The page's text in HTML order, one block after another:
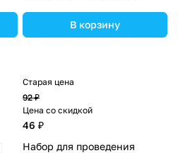
В корзину
Старая цена
92 ₽
Цена со скидкой
46 ₽
Набор для проведения